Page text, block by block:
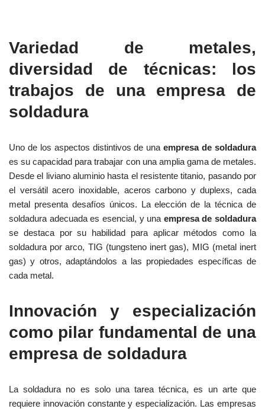
Variedad de metales,
diversidad de técnicas: los
trabajos de una empresa de
soldadura
Uno de los aspectos distintivos de unaempresa de soldadura
es su capacidad para trabajar con una amplia gama de metales.
Desde el liviano aluminio hasta el resistente titanio, pasando por
el versátil acero inoxidable, aceros carbono y duplexs, cada
metal presenta desafíos únicos. La elección de la técnica de
soldadura adecuada es esencial, y una empresa de soldadura
se destaca por su habilidad para aplicar métodos como la
soldadura por arco, TIG (tungsteno inert gas), MIG (metal inert
gas) y otros, adaptándolos a las propiedades específicas de
cada metal.
Innovación y especialización
como pilar fundamental de una
empresa de soldadura
La soldadura no es solo una tarea técnica, es un arte que
requiere innovación constante y especialización. Las empresas